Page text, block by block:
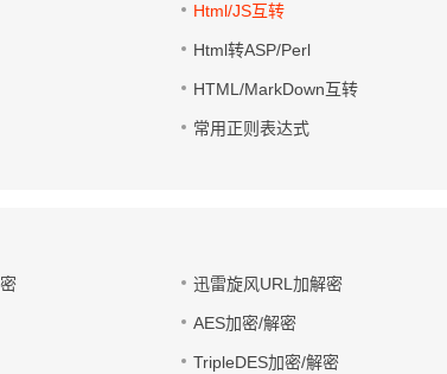
Html/JS互转
Html转ASP/Perl
HTML/MarkDown互转
常用正则表达式
迅雷旋风URL加解密
AES加密/解密
TripleDES加密/解密